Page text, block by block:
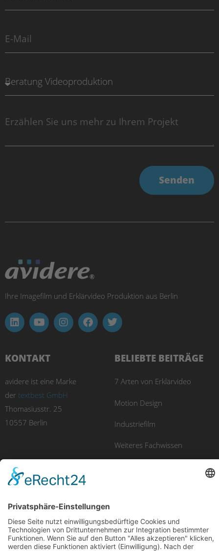
Senden
Ihre Imagefilm und Erklärvideo Produktion aus Berlin
KONTAKT
avidere ist eine Marke
der textbest GmbH
Thomasiusstr. 25
10557 Berlin
BELIEBTE BEITRÄGE
7 Arten von Erklärvideo
Motion Design
Industriefilm
Weiteres Fachwissen
UNSERE PRODUKTE
Erklärvideo
Recruitingfilm
Luftaufnahmen
E-Learning